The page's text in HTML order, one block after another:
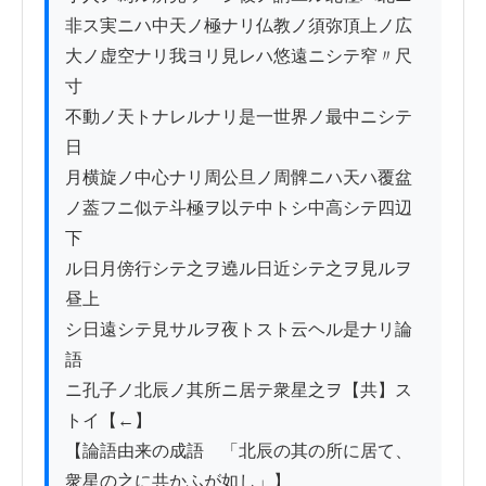
非ス実ニハ中天ノ極ナリ仏教ノ須弥頂上ノ広
大ノ虚空ナリ我ヨリ見レハ悠遠ニシテ窄〃尺
寸
不動ノ天トナレルナリ是一世界ノ最中ニシテ
日
月横旋ノ中心ナリ周公旦ノ周髀ニハ天ハ覆盆
ノ葢フニ似テ斗極ヲ以テ中トシ中高シテ四辺
下
ル日月傍行シテ之ヲ遶ル日近シテ之ヲ見ルヲ
昼上
シ日遠シテ見サルヲ夜トスト云ヘル是ナリ論
語
ニ孔子ノ北辰ノ其所ニ居テ衆星之ヲ【共】ス
トイ【←】
【論語由来の成語　「北辰の其の所に居て、
衆星の之に共かふが如し」】